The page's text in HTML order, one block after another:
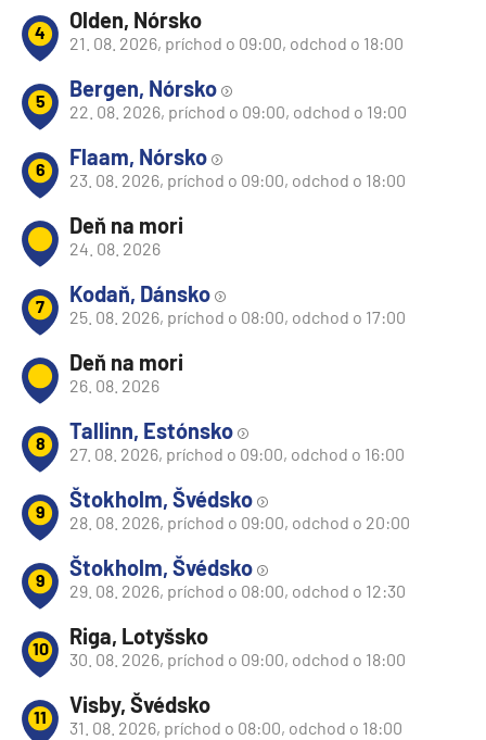
4 Olden, Nórsko
21. 08. 2026, príchod o 09:00, odchod o 18:00
5 Bergen, Nórsko
22. 08. 2026, príchod o 09:00, odchod o 19:00
6 Flaam, Nórsko
23. 08. 2026, príchod o 09:00, odchod o 18:00
Deň na mori
24. 08. 2026
7 Kodaň, Dánsko
25. 08. 2026, príchod o 08:00, odchod o 17:00
Deň na mori
26. 08. 2026
8 Tallinn, Estónsko
27. 08. 2026, príchod o 09:00, odchod o 16:00
9 Štokholm, Švédsko
28. 08. 2026, príchod o 09:00, odchod o 20:00
9 Štokholm, Švédsko
29. 08. 2026, príchod o 08:00, odchod o 12:30
10 Riga, Lotyšsko
30. 08. 2026, príchod o 09:00, odchod o 18:00
11 Visby, Švédsko
31. 08. 2026, príchod o 08:00, odchod o 18:00